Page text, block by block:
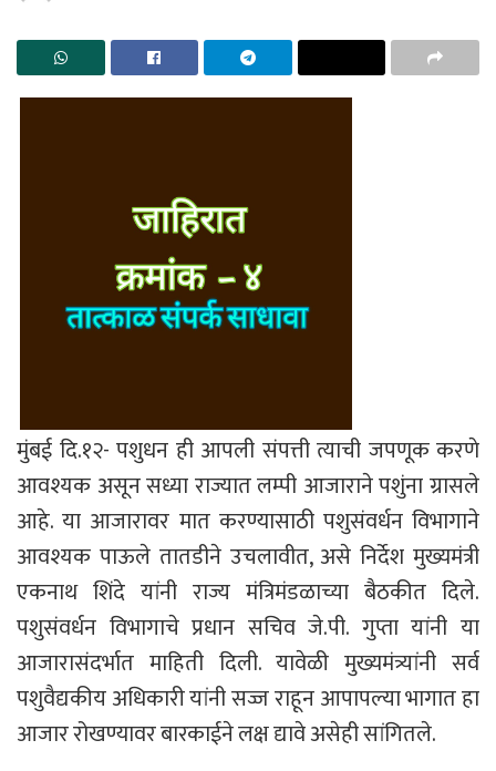
मुंबई दि.१२- पशुधन ही आपली संपत्ती त्याची जपणूक करणे
आवश्यक असून सध्या राज्यात लम्पी आजाराने पशुंना ग्रासले
आहे. या आजारावर मात करण्यासाठी पशुसंवर्धन विभागाने
आवश्यक पाऊले तातडीने उचलावीत, असे निर्देश मुख्यमंत्री
एकनाथ शिंदे यांनी राज्य मंत्रिमंडळाच्या बैठकीत दिले.
पशुसंवर्धन विभागाचे प्रधान सचिव जे.पी. गुप्ता यांनी या
आजारासंदर्भात माहिती दिली. यावेळी मुख्यमंत्र्यांनी सर्व
पशुवैद्यकीय अधिकारी यांनी सज्ज राहून आपापल्या भागात हा
आजार रोखण्यावर बारकाईने लक्ष द्यावे असेही सांगितले.